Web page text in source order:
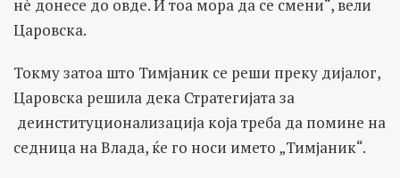
нè донесе до овде. И тоа мора да се смени“, вели
Царовска.
Токму затоа што Тимјаник се реши преку дијалог,
Царовска решила дека Стратегијата за
деинституционализација која треба да помине на
седница на Влада, ќе го носи името „Тимјаник“.